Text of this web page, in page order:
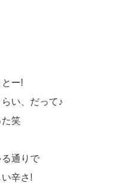
ー!
い、だって♪
た笑
通りで
辛さ!